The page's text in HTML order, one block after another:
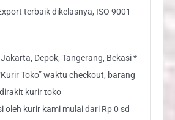
terbaik dikelasnya, ISO 9001
Depok, Tangerang, Bekasi *
Toko” waktu checkout, barang
kurir toko
oleh kurir kami mulai dari Rp 0 sd